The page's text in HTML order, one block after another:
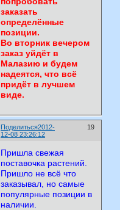
заказать
определённые
позиции.
Во вторник вечером
заказ уйдёт в
Малазию и будем
надеятся, что всё
придёт в лучшем
виде.
Поделиться 19
2012-
12-08 23:26:12
Пришла свежая
поставочка растений.
Пришло не всё что
заказывал, но самые
популярные позиции в
наличии.